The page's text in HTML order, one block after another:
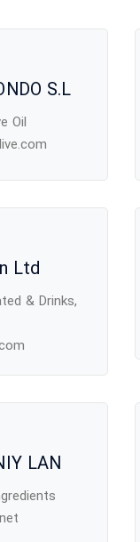
S.L
Oil
Ltd
& Drinks,
LAN